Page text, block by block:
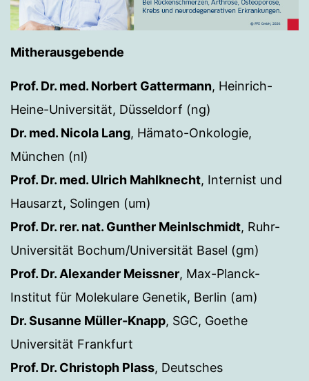
Mitherausgebende
Prof. Dr. med. Norbert Gattermann, Heinrich-
Heine-Universität, Düsseldorf (ng)
Dr. med. Nicola Lang, Hämato-Onkologie,
München (nl)
Prof. Dr. med. Ulrich Mahlknecht, Internist und
Hausarzt, Solingen (um)
Prof. Dr. rer. nat. Gunther Meinlschmidt, Ruhr-
Universität Bochum/Universität Basel (gm)
Prof. Dr. Alexander Meissner, Max-Planck-
Institut für Molekulare Genetik, Berlin (am)
Dr. Susanne Müller-Knapp, SGC, Goethe
Universität Frankfurt
Prof. Dr. Christoph Plass, Deutsches